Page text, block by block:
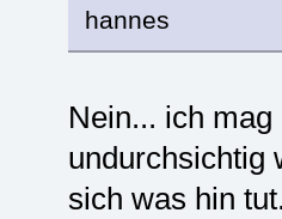
hannes
Nein... ich
undurchsichtig
sich was hin